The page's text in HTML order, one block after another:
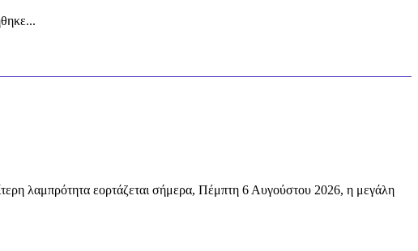
λαμπρότητα εορτάζεται σήμερα, Πέμπτη 6 Αυγούστου 2026, η μεγάλη